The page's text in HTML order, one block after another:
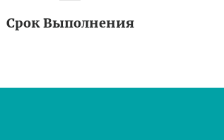
Срок Выполнения